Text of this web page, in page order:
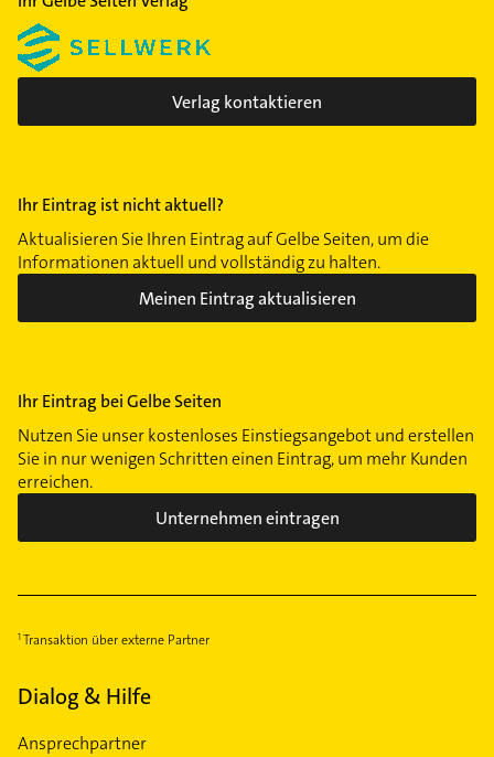
Verlag kontaktieren
Ihr Eintrag ist nicht aktuell?
Aktualisieren Sie Ihren Eintrag auf Gelbe Seiten, um die
Informationen aktuell und vollständig zu halten.
Meinen Eintrag aktualisieren
Ihr Eintrag bei Gelbe Seiten
Nutzen Sie unser kostenloses Einstiegsangebot und erstellen
Sie in nur wenigen Schritten einen Eintrag, um mehr Kunden
erreichen.
Unternehmen eintragen
Transaktion über externe Partner
Dialog & Hilfe
Ansprechpartner